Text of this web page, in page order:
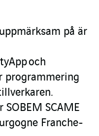
på är
och
programmering
SCAME
Franche-